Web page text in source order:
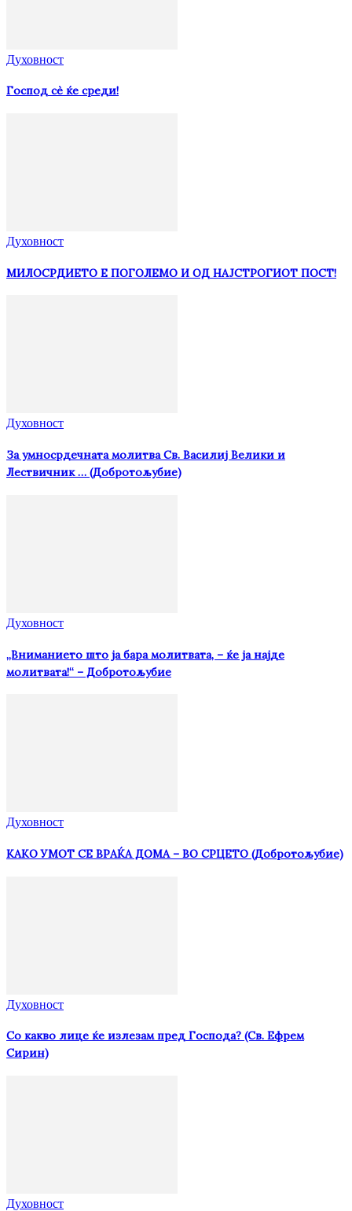
Духовност
Господ сѐ ќе среди!
Духовност
МИЛОСРДИЕТО Е ПОГОЛЕМО И ОД НАЈСТРОГИОТ ПОСТ!
Духовност
За умносрдечната молитва Св. Василиј Велики и
Лествичник … (Добротољубие)
Духовност
„Вниманието што jа бара молитвата, – ќе jа најде
молитвата!“ – Добротољубие
Духовност
КАКО УМОТ СЕ ВРАЌА ДОМА – ВО СРЦЕТО (Добротољубие)
Духовност
Со какво лице ќе излезам пред Господа? (Св. Ефрем
Сирин)
Духовност